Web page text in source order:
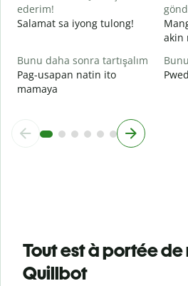
ederim!
Salamat sa iyong tulong!
akin
Bunu daha sonra tartışalım
Pag-usapan natin ito
mamaya
Tout est à portée
Quillbot